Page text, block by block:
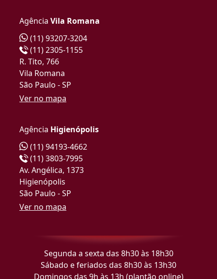
Agência Vila Romana
(11) 93207-3204
(11) 2305-1155
R. Tito, 766
Vila Romana
São Paulo - SP
Ver no mapa
Agência Higienópolis
(11) 94193-4662
(11) 3803-7995
Av. Angélica, 1373
Higienópolis
São Paulo - SP
Ver no mapa
Segunda a sexta das 8h30 às 18h30
Sábado e feriados das 8h30 às 13h30
Domingos das 9h às 13h (plantão online)